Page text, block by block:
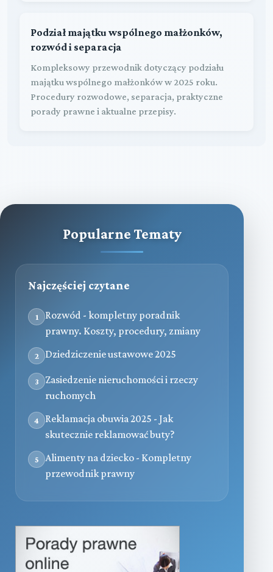
Podział majątku wspólnego małżonków,
rozwód i separacja
Kompleksowy przewodnik dotyczący podziału
majątku wspólnego małżonków w 2025 roku.
Procedury rozwodowe, separacja, praktyczne
porady prawne i aktualne przepisy.
Popularne Tematy
Najczęściej czytane
1
Rozwód - kompletny poradnik
prawny. Koszty, procedury, zmiany
2 Dziedziczenie ustawowe 2025
3
Zasiedzenie nieruchomości i rzeczy
ruchomych
4
Reklamacja obuwia 2025 - Jak
skutecznie reklamować buty?
5
Alimenty na dziecko - Kompletny
przewodnik prawny